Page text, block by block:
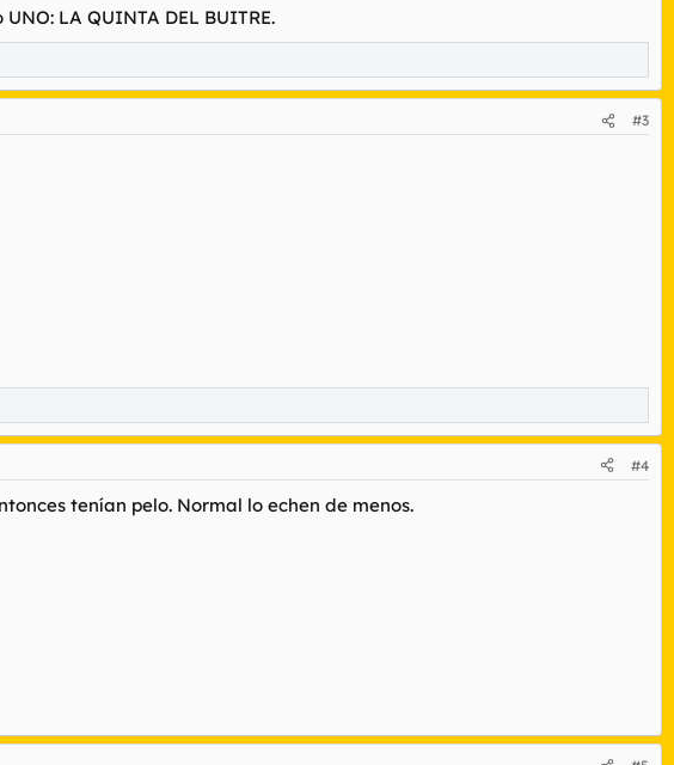
LA QUINTA DEL BUITRE.
#3
#4
tenían pelo. Normal lo echen de menos.